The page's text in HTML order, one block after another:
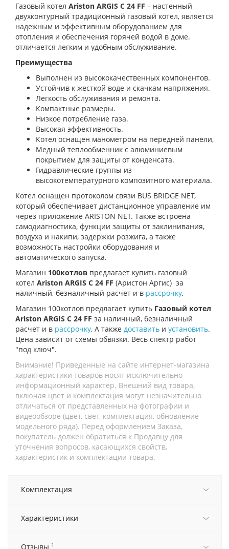
Газовый котел Ariston ARGIS C 24 FF – настенный
двухконтурный традиционный газовый котел, является
надежным и эффективным оборудованием для
отопления и обеспечения горячей водой в доме.
отличается легким и удобным обслуживание.
Преимущества
Выполнен из высококачественных компонентов.
Устойчив к жесткой воде и скачкам напряжения.
Легкость обслуживания и ремонта.
Компактные размеры.
Низкое потребление газа.
Высокая эффективность.
Котел оснащен манометром на передней панели,
Медный теплообменник с алюминиевым
покрытием для защиты от конденсата.
Гидравлические группы из
высокотемпературного композитного материала.
Котел оснащен протоколом связи BUS BRIDGE NET,
который обеспечивает дистанционное управление им
через приложение ARISTON NET. Также встроена
самодиагностика, функции защиты от заклинивания,
воздуха и накипи, задержки розжига, а также
возможность настройки оборудования и
автоматического запуска.
Магазин 100котлов предлагает купить газовый
котел Ariston ARGIS C 24 FF (Аристон Аргис) за
наличный, безналичный расчет и в рассрочку.
Магазин 100котлов предлагает купить Газовый котел
Ariston ARGIS C 24 FF за наличный, безналичный
расчет и в рассрочку. А также доставить и установить.
Цена зависит от схемы обвязки. Весь спектр работ
"под ключ".
Внимание! Приведенные на сайте интернет-магазина
характеристики товаров носят исключительно
информационный характер. Внешний вид товара,
включая цвет и комплектация могут незначительно
отличаться от представленных на фотографии и
видеообзоре (цвет, свет, комплектация, обновление
модельного ряда). Перед оформлением Заказа,
покупатель должен обратиться к Продавцу для
уточнения вопросов, касающихся свойств,
характеристик и комплектации товара.
Комплектация
Характеристики
Отзывы 1